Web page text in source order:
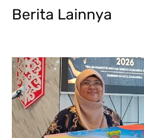
Berita Lainnya